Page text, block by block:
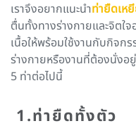
เราจึงอยากแนะนำท่ายืดเห
ตื่นทั้งทางร่างกายและจิตใ
เนื้อให้พร้อมใช้งานกับกิจก
ร่างกายหรืองานที่ต้องนั่งอ
5 ท่าต่อไปนี้
1.ท่ายืดทั้งตัว